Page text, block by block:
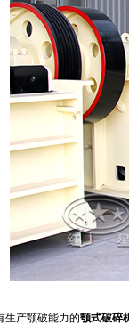
生产颚破能力的颚式破碎